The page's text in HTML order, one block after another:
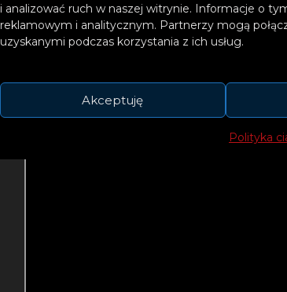
i analizować ruch w naszej witrynie. Informacje o
reklamowym i analitycznym. Partnerzy mogą
uzyskanymi podczas korzystania z ich usług.
Akceptuję
Polityka